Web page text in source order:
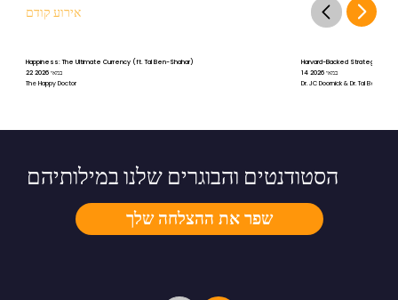
אירוע קודם
Happiness: The Ultimate Currency (ft. Tal Ben-Shahar)
22 במאי 2026
The Happy Doctor
Harvard-Backed Strategies for
14 במאי 2026
Dr. JC Doornick & Dr. Tal Ben-
שפר את ההצלחה שלך
הסטודנטים והבוגרים שלנו במילותיהם